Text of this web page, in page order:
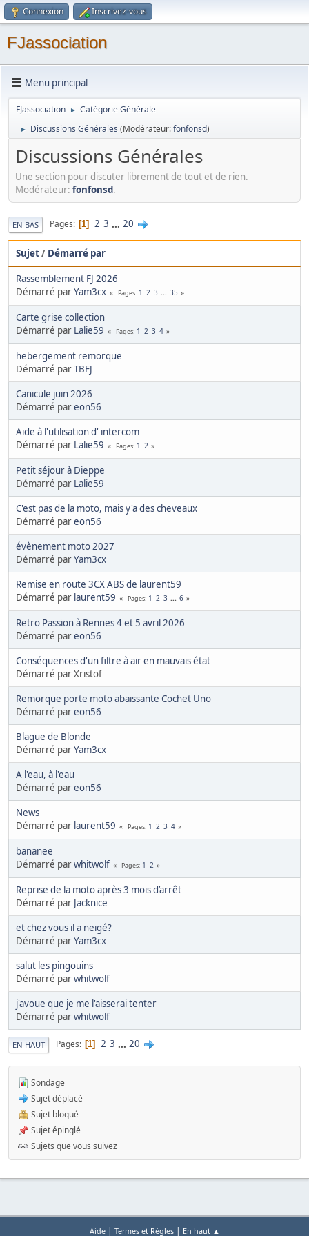
Connexion Inscrivez-vous
FJassociation
Menu principal
FJassociation ► Catégorie Générale
► Discussions Générales (Modérateur:fonfonsd)
Discussions Générales
Une section pour discuter librement de tout et de rien.
Modérateur: fonfonsd.
EN BAS Pages 1 2 3 ... 20
Sujet/ Démarré par
Rassemblement FJ 2026
Démarré parYam3cx Pages 1 2 3 ... 35
Carte grise collection
Démarré par Lalie59 Pages 1 2 3 4
hebergement remorque
Démarré parTBFJ
Canicule juin 2026
Démarré pareon56
Aide à l'utilisation d' intercom
Démarré par Lalie59 Pages 1 2
Petit séjour à Dieppe
Démarré par Lalie59
C'est pas de la moto, mais y'a des cheveaux
Démarré pareon56
évènement moto 2027
Démarré parYam3cx
Remise en route 3CX ABS de laurent59
Démarré par laurent59 Pages 1 2 3 ... 6
Retro Passion à Rennes 4 et 5 avril 2026
Démarré pareon56
Conséquences d'un filtre à air en mauvais état
Démarré par Xristof
Remorque porte moto abaissante Cochet Uno
Démarré pareon56
Blague de Blonde
Démarré parYam3cx
A l'eau, à l'eau
Démarré pareon56
News
Démarré par laurent59 Pages 1 2 3 4
bananee
Démarré parwhitwolf Pages 1 2
Reprise de la moto après 3 mois d’arrêt
Démarré par Jacknice
et chez vous il a neigé?
Démarré parYam3cx
salut les pingouins
Démarré parwhitwolf
j'avoue que je me l'aisserai tenter
Démarré parwhitwolf
EN HAUT Pages 1 2 3 ... 20
Sondage
Sujet déplacé
Sujet bloqué
Sujet épinglé
Sujets que vous suivez
Aide| Termes et Règles| En haut ▲